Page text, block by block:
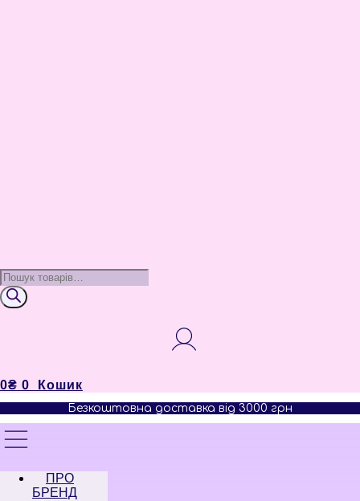
Пошук
товарів
0₴ 0 Кошик
Безкоштовна доставка від 3000 грн
ПРО
БРЕНД